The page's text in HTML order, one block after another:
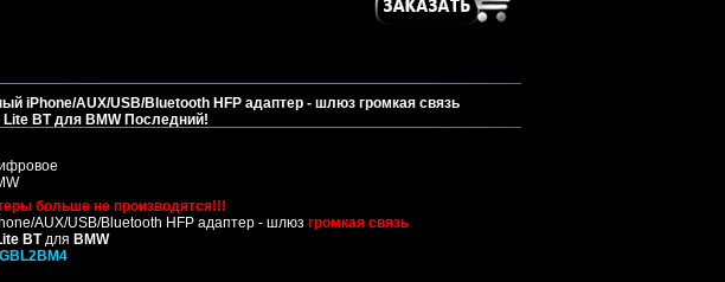
iPhone/AUX/USB/Bluetooth HFP адаптер - шлюз громкая связь
Lite BT для BMW Последний!
больше не производятся!!!
AUX/USB/Bluetooth HFP адаптер - шлюз громкая связь
BTдля BMW